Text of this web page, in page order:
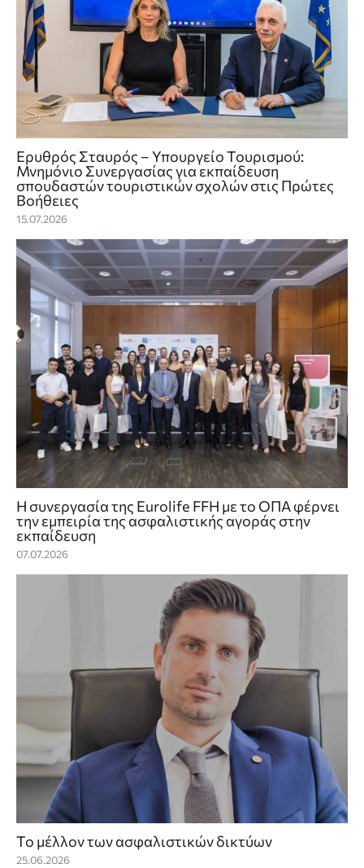
Ερυθρός Σταυρός – Υπουργείο Τουρισμού:
Μνημόνιο Συνεργασίας για εκπαίδευση
σπουδαστών τουριστικών σχολών στις Πρώτες
Βοήθειες
15.07.2026
Η συνεργασία της Eurolife FFH με το ΟΠΑ φέρνει
την εμπειρία της ασφαλιστικής αγοράς στην
εκπαίδευση
07.07.2026
To μέλλον των ασφαλιστικών δικτύων
25.06.2026